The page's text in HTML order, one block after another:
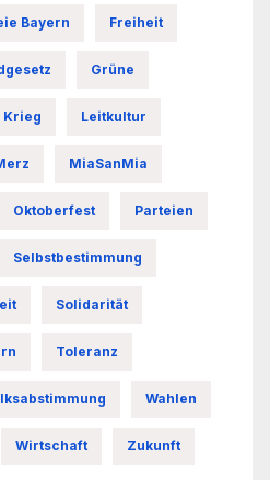
Bayern Freiheit
Grüne
Krieg Leitkultur
MiaSanMia
Oktoberfest Parteien
Selbstbestimmung
Solidarität
Toleranz
Wahlen
Wirtschaft Zukunft